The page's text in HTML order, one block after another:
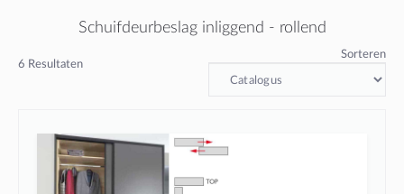
Schuifdeurbeslag inliggend - rollend
6 Resultaten
Sorteren